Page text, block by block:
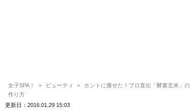
女子SPA！ ビューティ
ホントに痩せた！プロ直伝「酵素玄米」の
作り方
更新日：2016.01.29 15:03